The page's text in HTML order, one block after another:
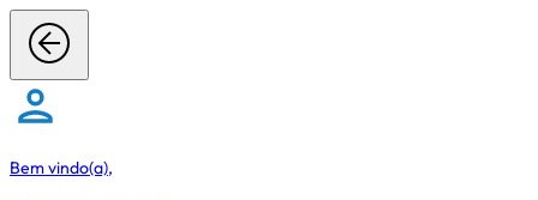
Bem vindo(a),